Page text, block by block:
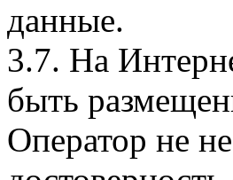
данные.
3.7. На
быть
Оператор не